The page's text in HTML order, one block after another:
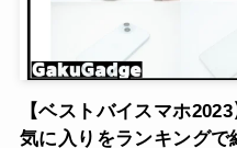
【ベストバイスマホ
気に入りをランキングで